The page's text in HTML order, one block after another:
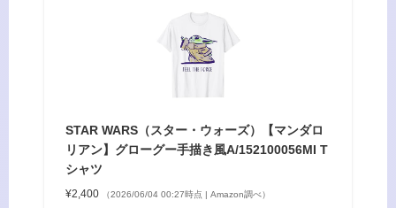
STAR WARS（スター・ウォーズ）【マンダロ
リアン】グローグー手描き風A/152100056MI T
シャツ
¥2,400 （2026/06/04 00:27時点 | Amazon調べ）